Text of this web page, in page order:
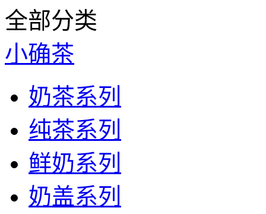
全部分类
小确茶
奶茶系列
纯茶系列
鲜奶系列
奶盖系列